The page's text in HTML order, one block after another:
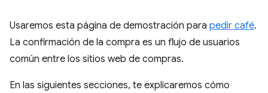
Usaremos esta página de demostración para pedir café.
La confirmación de la compra es un flujo de usuarios
común entre los sitios web de compras.
En las siguientes secciones, te explicaremos cómo